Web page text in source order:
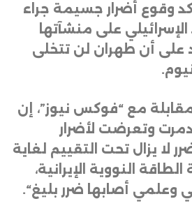
وقوع أضرار جسيمة جراء
على منشآتها
على أن طهران لن تتخلى
.
مع “فوكس نيوز”، إن
دمرت وتعرضت لأضرار
لا يزال تحت التقييم لغاية
النووية الإيرانية،
أصابها ضرر بليغ“.